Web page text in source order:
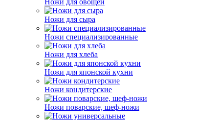
Ножи для овощей
Ножи для сыра
Ножи специализированные
Ножи для хлеба
Ножи для японской кухни
Ножи кондитерские
Ножи поварские, шеф-ножи